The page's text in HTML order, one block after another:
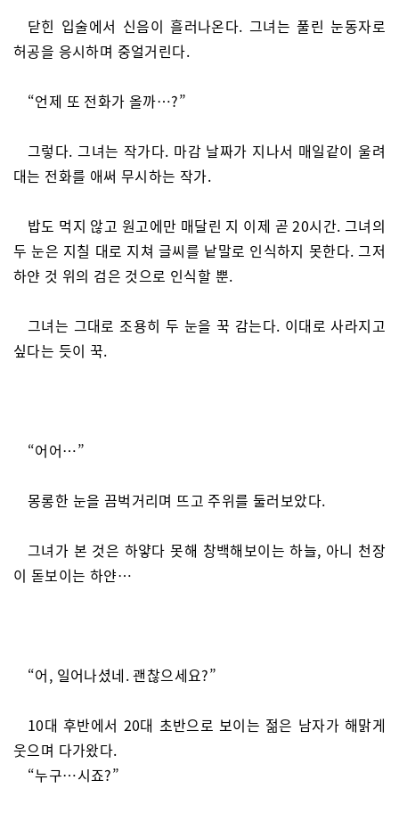
닫힌 입술에서 신음이 흘러나온다. 그녀는 풀린 눈동자로
허공을 응시하며 중얼거린다.
“언제 또 전화가 올까…?”
그렇다. 그녀는 작가다. 마감 날짜가 지나서 매일같이 울려
대는 전화를 애써 무시하는 작가.
밥도 먹지 않고 원고에만 매달린 지 이제 곧 20시간. 그녀의
두 눈은 지칠 대로 지쳐 글씨를 낱말로 인식하지 못한다. 그저
하얀 것 위의 검은 것으로 인식할 뿐.
그녀는 그대로 조용히 두 눈을 꾹 감는다. 이대로 사라지고
싶다는 듯이 꾹.
“어어…”
몽롱한 눈을 끔벅거리며 뜨고 주위를 둘러보았다.
그녀가 본 것은 하얗다 못해 창백해보이는 하늘, 아니 천장
이 돋보이는 하얀…
“어, 일어나셨네. 괜찮으세요?”
10대 후반에서 20대 초반으로 보이는 젊은 남자가 해맑게
웃으며 다가왔다.
“누구…시죠?”